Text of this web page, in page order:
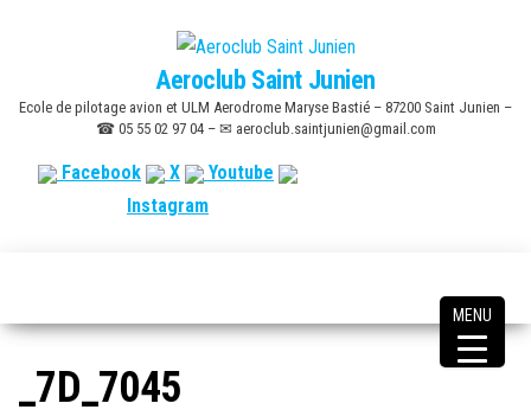
content
Aeroclub Saint Junien
Ecole de pilotage avion et ULM Aerodrome Maryse Bastié – 87200 Saint Junien –
☎ 05 55 02 97 04 – ✉ aeroclub.saintjunien@gmail.com
Facebook X
Youtube
Instagram
_7D_7045
MENU